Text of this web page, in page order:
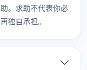
。求助不代表你必
独自承担。